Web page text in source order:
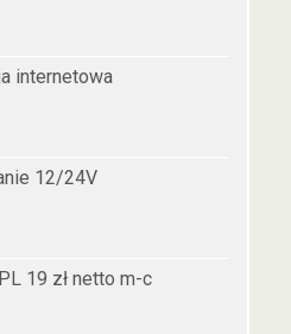
internetowa
12/24V
19 zł netto m-c